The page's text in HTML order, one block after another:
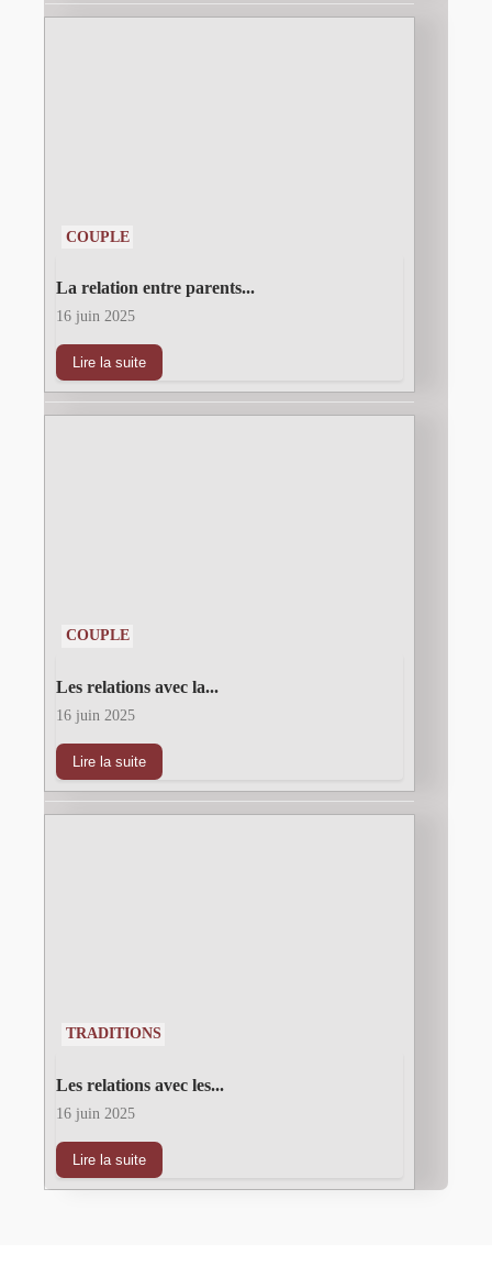
COUPLE
La relation entre parents...
16 juin 2025
Lire la suite
COUPLE
Les relations avec la...
16 juin 2025
Lire la suite
TRADITIONS
Les relations avec les...
16 juin 2025
Lire la suite